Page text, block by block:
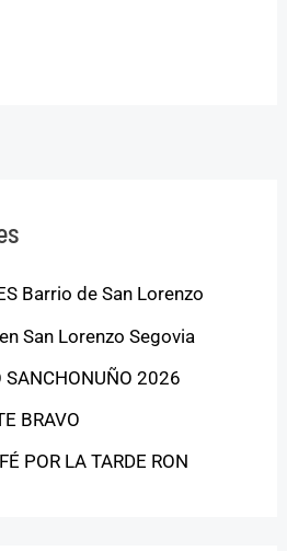
Barrio de San Lorenzo
San Lorenzo Segovia
SANCHONUÑO 2026
BRAVO
POR LA TARDE RON